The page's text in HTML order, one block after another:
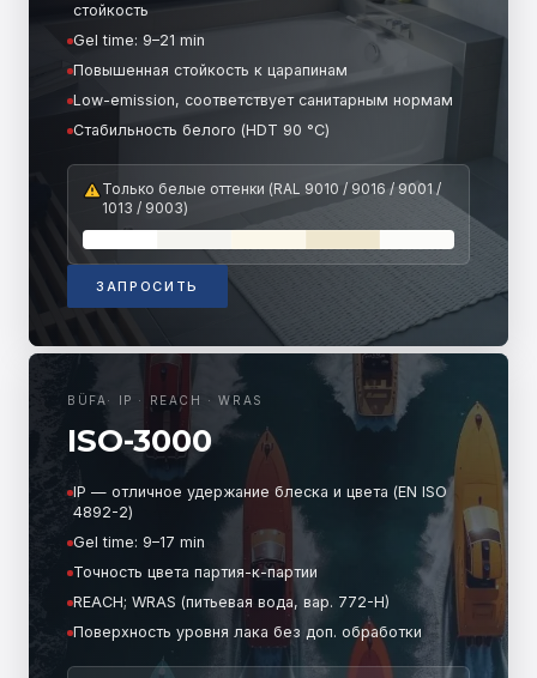
стойкость
Gel time: 9–21 min
Повышенная стойкость к царапинам
Low-emission, соответствует санитарным нормам
Стабильность белого (HDT 90 °C)
Только белые оттенки (RAL 9010 / 9016 / 9001 /
1013 / 9003)
ЗАПРОСИТЬ
BÜFA · IP · REACH · WRAS
ISO-3000
IP — отличное удержание блеска и цвета (EN ISO
4892-2)
Gel time: 9–17 min
Точность цвета партия-к-партии
REACH; WRAS (питьевая вода, вар. 772-H)
Поверхность уровня лака без доп. обработки